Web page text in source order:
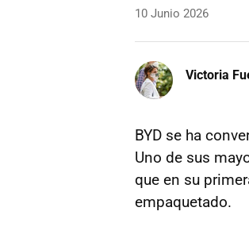
10 Junio 2026
Victoria
BYD se ha
Uno de sus
que en su
empaquetado.